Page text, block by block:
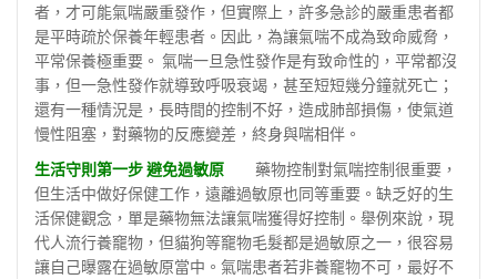
者，才可能氣喘嚴重發作，但實際上，許多急診的嚴重患者都
是平時疏於保養年輕患者。因此，為讓氣喘不成為致命威脅，
平常保養極重要。 氣喘一旦急性發作是有致命性的，平常都沒
事，但一急性發作就導致呼吸衰竭，甚至短短幾分鐘就死亡；
還有一種情況是，長時間的控制不好，造成肺部損傷，使氣道
慢性阻塞，對藥物的反應變差，終身與喘相伴。
生活守則第一步 避免過敏原 藥物控制對氣喘控制很重要，
但生活中做好保健工作，遠離過敏原也同等重要。缺乏好的生
活保健觀念，單是藥物無法讓氣喘獲得好控制。舉例來說，現
代人流行養竉物，但貓狗等竉物毛髮都是過敏原之一，很容易
讓自己曝露在過敏原當中。氣喘患者若非養竉物不可，最好不